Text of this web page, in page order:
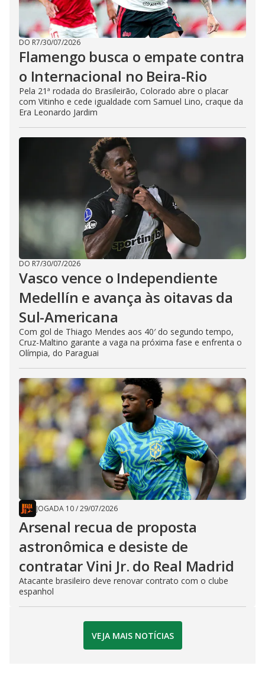
DO R7/30/07/2026
Flamengo busca o empate contra
o Internacional no Beira-Rio
Pela 21ª rodada do Brasileirão, Colorado abre o placar
com Vitinho e cede igualdade com Samuel Lino, craque da
Era Leonardo Jardim
DO R7/30/07/2026
Vasco vence o Independiente
Medellín e avança às oitavas da
Sul-Americana
Com gol de Thiago Mendes aos 40′ do segundo tempo,
Cruz-Maltino garante a vaga na próxima fase e enfrenta o
Olímpia, do Paraguai
JOGADA 10/29/07/2026
Arsenal recua de proposta
astronômica e desiste de
contratar Vini Jr. do Real Madrid
Atacante brasileiro deve renovar contrato com o clube
espanhol
VEJA MAIS NOTÍCIAS